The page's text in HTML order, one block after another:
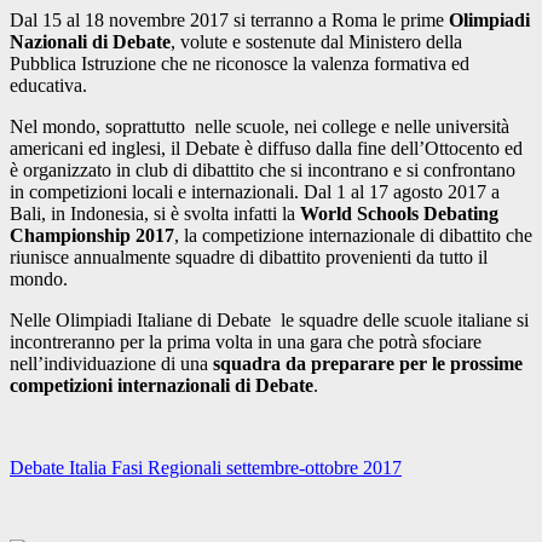
Dal 15 al 18 novembre 2017 si terranno a Roma le prime Olimpiadi
Nazionali di Debate, volute e sostenute dal Ministero della
Pubblica Istruzione che ne riconosce la valenza formativa ed
educativa.
Nel mondo, soprattutto nelle scuole, nei college e nelle università
americani ed inglesi, il Debate è diffuso dalla fine dell’Ottocento ed
è organizzato in club di dibattito che si incontrano e si confrontano
in competizioni locali e internazionali. Dal 1 al 17 agosto 2017 a
Bali, in Indonesia, si è svolta infatti la World Schools Debating
Championship 2017, la competizione internazionale di dibattito che
riunisce annualmente squadre di dibattito provenienti da tutto il
mondo.
Nelle Olimpiadi Italiane di Debate le squadre delle scuole italiane si
incontreranno per la prima volta in una gara che potrà sfociare
nell’individuazione di una squadra da preparare per le prossime
competizioni internazionali di Debate.
Debate Italia Fasi Regionali settembre-ottobre 2017